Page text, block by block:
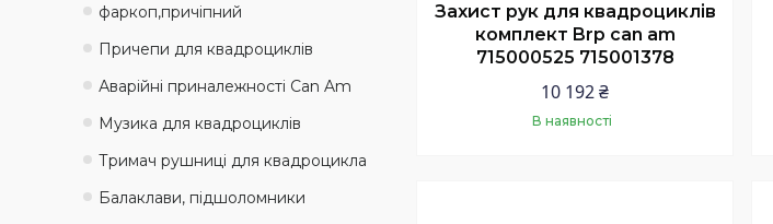
Захист рук для квадроциклів
комплект Brp can am
715000525 715001378
10 192 ₴
В наявності
фаркоп,причіпний
Причепи для квадроциклів
Аварійні приналежності Can Am
Музика для квадроциклів
Тримач рушниці для квадроцикла
Балаклави, підшоломники